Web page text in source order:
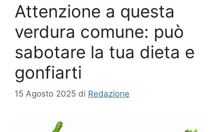
Attenzione a questa
verdura comune: può
sabotare la tua dieta e
gonfiarti
15 Agosto 2025 di Redazione